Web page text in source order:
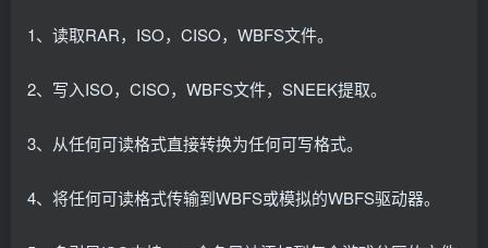
1、读取RAR，ISO，CISO，WBFS文件。
2、写入ISO，CISO，WBFS文件，SNEEK提取。
3、从任何可读格式直接转换为任何可写格式。
4、将任何可读格式传输到WBFS或模拟的WBFS驱动器。